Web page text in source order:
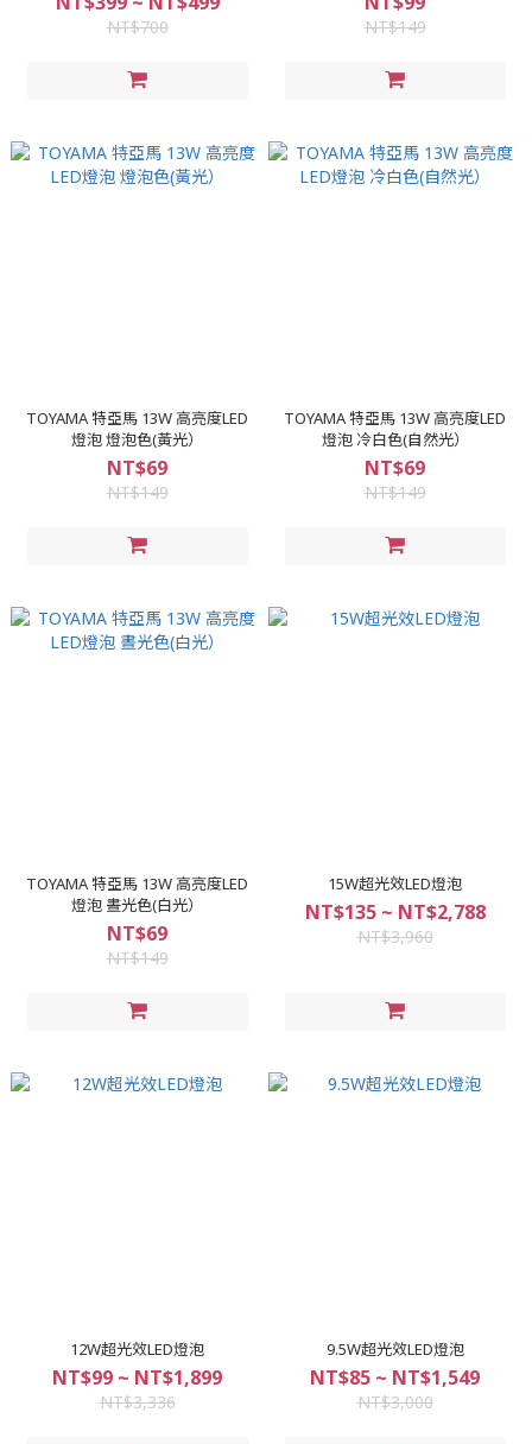
NT$700 NT$149
TOYAMA 特亞馬 13W 高亮度LED
燈泡 燈泡色(黃光）
NT$69
NT$149
TOYAMA 特亞馬 13W 高亮度LED
燈泡 冷白色(自然光）
NT$69
NT$149
TOYAMA 特亞馬 13W 高亮度LED
燈泡 晝光色(白光）
NT$69
NT$149
15W超光效LED燈泡
NT$135 ~ NT$2,788
NT$3,960
12W超光效LED燈泡
NT$99 ~ NT$1,899
NT$3,336
9.5W超光效LED燈泡
NT$85 ~ NT$1,549
NT$3,000